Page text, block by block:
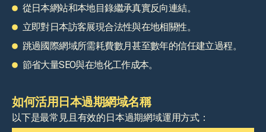
從日本網站和本地目錄繼承真實反向連結。
立即對日本訪客展現合法性與在地相關性。
跳過國際網域所需耗費數月甚至數年的信任建立過程。
節省大量SEO與在地化工作成本。
如何活用日本過期網域名稱
以下是最常見且有效的日本過期網域運用方式：